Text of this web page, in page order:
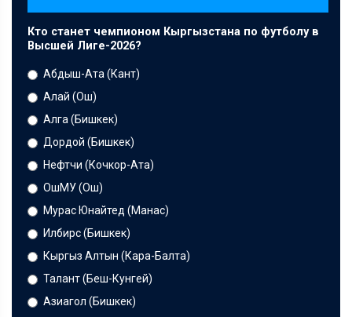
Кто станет чемпионом Кыргызстана по футболу в
Высшей Лиге-2026?
Абдыш-Ата (Кант)
Алай (Ош)
Алга (Бишкек)
Дордой (Бишкек)
Нефтчи (Кочкор-Ата)
ОшМУ (Ош)
Мурас Юнайтед (Манас)
Илбирс (Бишкек)
Кыргыз Алтын (Кара-Балта)
Талант (Беш-Кунгей)
Азиагол (Бишкек)